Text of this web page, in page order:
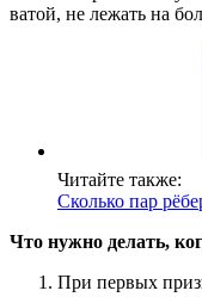
ватой, не лежать на
Читайте также:
Сколько пар
Что нужно делать,
При первых